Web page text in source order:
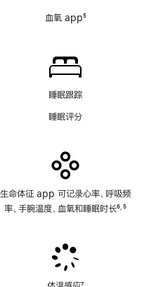
血氧 app5
睡眠跟踪
睡眠评分
生命体征 app 可记录心率、呼吸频
率、手腕温度、血氧和睡眠时长6 5